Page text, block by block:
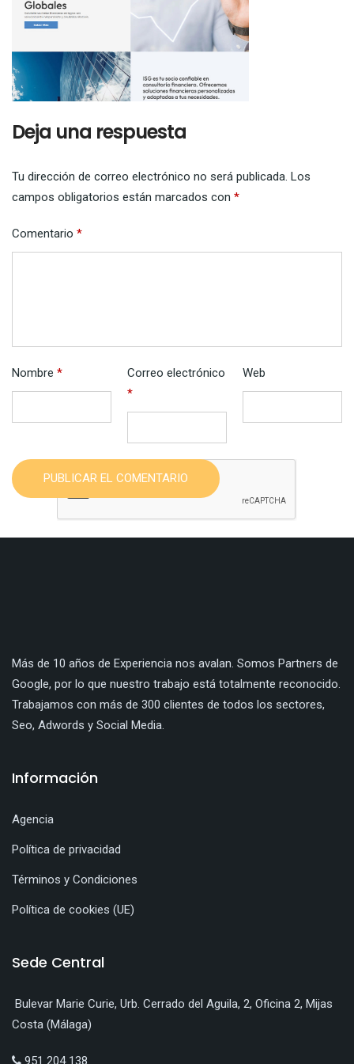
Deja una respuesta
Tu dirección de correo electrónico no será publicada. Los
campos obligatorios están marcados con *
Comentario *
Nombre *
Correo electrónico
*
Web
PUBLICAR EL COMENTARIO
Más de 10 años de Experiencia nos avalan. Somos Partners de
Google, por lo que nuestro trabajo está totalmente reconocido.
Trabajamos con más de 300 clientes de todos los sectores,
Seo, Adwords y Social Media.
Información
Agencia
Política de privacidad
Términos y Condiciones
Política de cookies (UE)
Sede Central
Bulevar Marie Curie, Urb. Cerrado del Aguila, 2, Oficina 2, Mijas
Costa (Málaga)
951 204 138